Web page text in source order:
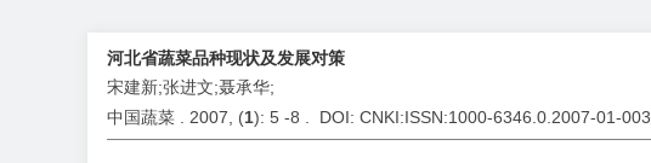
河北省蔬菜品种现状及发展对策
宋建新;张进文;聂承华;
中国蔬菜 . 2007, (1): 5 -8 . DOI: CNKI:ISSN:1000-6346.0.2007-01-003